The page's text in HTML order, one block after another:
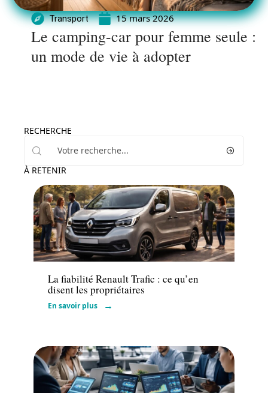
Transport 15 mars 2026
Le camping-car pour femme seule :
un mode de vie à adopter
RECHERCHE
À RETENIR
Voiture
La fiabilité Renault Trafic : ce qu’en
disent les propriétaires
En savoir plus